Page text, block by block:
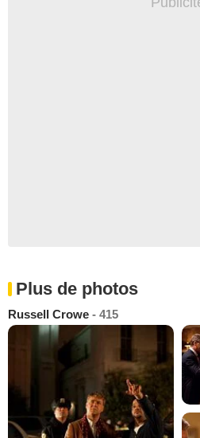
Plus de photos
Russell Crowe - 415